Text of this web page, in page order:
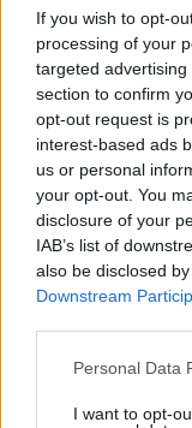
If you wish to opt-
processing of your
targeted
section to confirm
opt-out request is
interest-based ads
us or personal
your opt-out. You
disclosure of your
IAB’s list of
also be disclosed
Downstream
Please note that
not limited to your
Personal Data
I want to opt-
σύνορα, τώρα
και να το
ρωτήστε:
να πάρει
χώρας από το
ΑΠΑΝΤΗΣΗ
Νικος
06.03.2020, 10:02
Ο Κυριάκος έχει
70%. Οι
θέμα το
αναρχία, Ένωση
τρόλεϊ για να
κανένα αρχαιο